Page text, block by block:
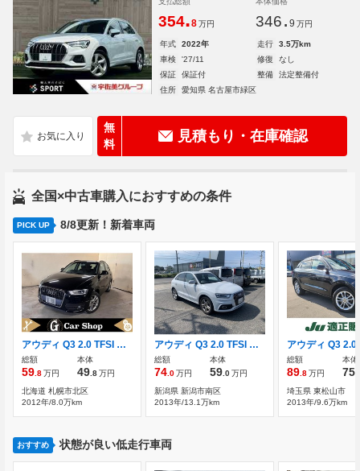
354.8 万円 346. 9 万円
年式 2022年 走行
3.5万km
車検
'27/11 修復
なし
保証
保証付 整備
法定整備付
住所
愛知県 名古屋市緑区
無
料
見積もり・在庫確認
全国×中古車購入におすすめの条件
PICK UP 8/8更新！新着車両
アウディ Q3 2.0 TFSI クワトロ 211PS 4WD 夏冬アルミ Bカメラ Bluetooth
総額
59 .8万円
本体
49 .8万円
北海道 札幌市北区
2012年/8.0万km
アウディ Q3 2.0 TFSI クワトロ 211PS Sラインパッケージ 4WD
総額
74 .0万円
本体
59 .0万円
新潟県 新潟市南区
2013年/13.1万km
総額
89 .8万円
本体
75
埼玉県 東松山市
2013年/9.6万km
おすすめ 状態が良い低走行車両